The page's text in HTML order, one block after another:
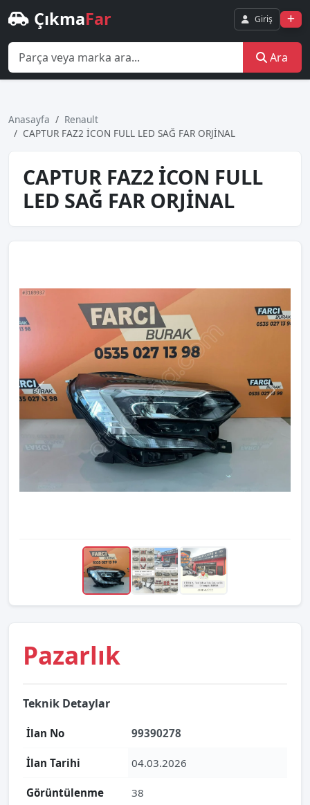
ÇıkmaFar Giriş
Ara
Anasayfa
Renault
CAPTUR FAZ2 İCON FULL LED SAĞ FAR ORJİNAL
CAPTUR FAZ2 İCON FULL
LED SAĞ FAR ORJİNAL
Pazarlık
Teknik Detaylar
İlan No 99390278
İlan Tarihi 04.03.2026
Görüntülenme 38